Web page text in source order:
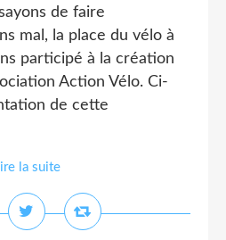
de faire
mal, la place du vélo à
participé à la création
Action Vélo. Ci-
de cette
la suite